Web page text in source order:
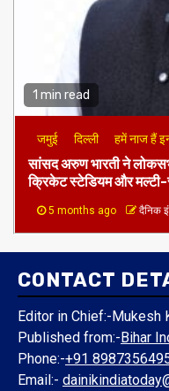
जमुई दिल्ली
​सांसद अरुण भारती ने
क्रिकेट स्टेडियम और मल्टी-
5 months ago दैनिक
CONTACT
Editor in Chief:-Mukesh
Published from:-Bihar
Phone:-+91
Email:-
Website:-